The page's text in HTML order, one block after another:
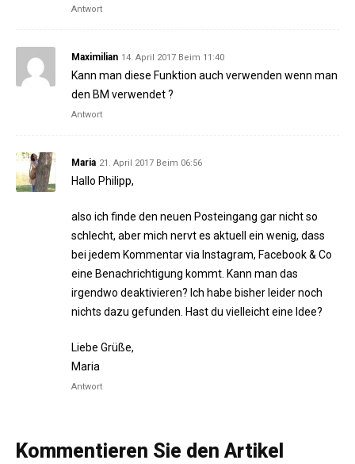
Antwort
Maximilian 14. April 2017 Beim 11:40
Kann man diese Funktion auch verwenden wenn man
den BM verwendet ?
Antwort
Maria 21. April 2017 Beim 06:56
Hallo Philipp,
also ich finde den neuen Posteingang gar nicht so
schlecht, aber mich nervt es aktuell ein wenig, dass
bei jedem Kommentar via Instagram, Facebook & Co
eine Benachrichtigung kommt. Kann man das
irgendwo deaktivieren? Ich habe bisher leider noch
nichts dazu gefunden. Hast du vielleicht eine Idee?
Liebe Grüße,
Maria
Antwort
Kommentieren Sie den Artikel